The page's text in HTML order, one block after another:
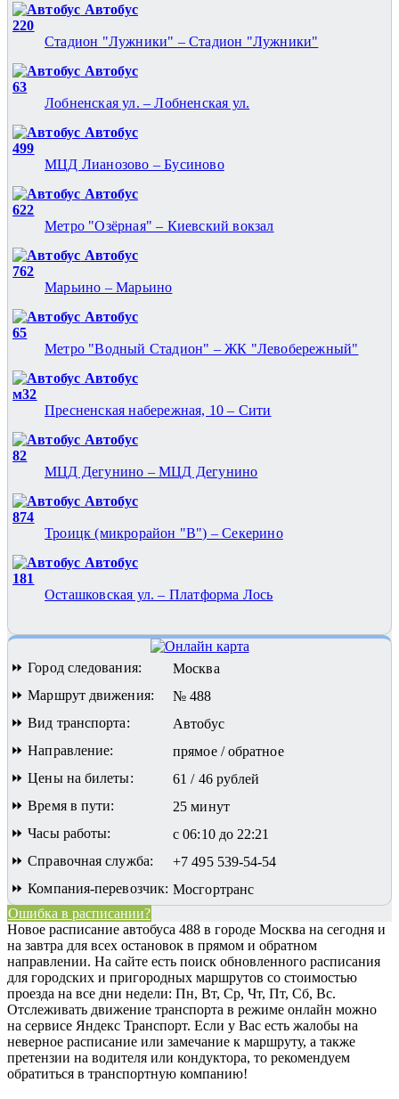
Автобус
220
Стадион "Лужники" – Стадион "Лужники"
Автобус
63
Лобненская ул. – Лобненская ул.
Автобус
499
МЦД Лианозово – Бусиново
Автобус
622
Метро "Озёрная" – Киевский вокзал
Автобус
762
Марьино – Марьино
Автобус
65
Метро "Водный Стадион" – ЖК "Левобережный"
Автобус
м32
Пресненская набережная, 10 – Сити
Автобус
82
МЦД Дегунино – МЦД Дегунино
Автобус
874
Троицк (микрорайон "В") – Секерино
Автобус
181
Осташковская ул. – Платформа Лось
⏩ Город следования:
Москва
⏩ Маршрут движения:
№ 488
⏩ Вид транспорта:
Автобус
⏩ Направление:
прямое / обратное
⏩ Цены на билеты:
61 / 46 рублей
⏩ Время в пути:
25 минут
⏩ Часы работы:
с 06:10 до 22:21
⏩ Справочная служба:
+7 495 539-54-54
⏩ Компания-перевозчик: Мосгортранс
Ошибка в расписании?
Новое расписание автобуса 488 в городе Москва на сегодня и
на завтра для всех остановок в прямом и обратном
направлении. На сайте есть поиск обновленного расписания
для городских и пригородных маршрутов со стоимостью
проезда на все дни недели: Пн, Вт, Ср, Чт, Пт, Сб, Вс.
Отслеживать движение транспорта в режиме онлайн можно
на сервисе Яндекс Транспорт. Если у Вас есть жалобы на
неверное расписание или замечание к маршруту, а также
претензии на водителя или кондуктора, то рекомендуем
обратиться в транспортную компанию!